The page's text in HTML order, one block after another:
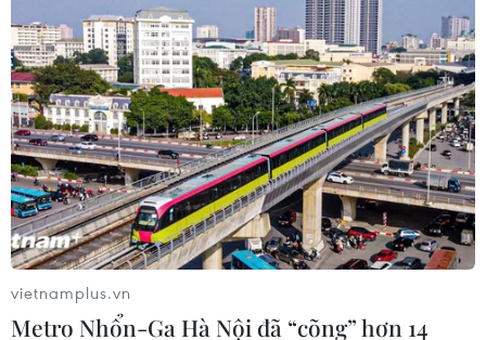
06/08/2026 06:40
Doanh thu AI của Microsoft phụ
thuộc phần lớn vào đối tác OpenAI
06/08/2026 06:31
Tây Ninh: Tạo điều kiện hình thành
doanh nghiệp công nghệ chiến lược
06/08/2026 04:45
vietnamplus.vn
Metro Nhổn-Ga Hà Nội đã “cõng” hơn 14